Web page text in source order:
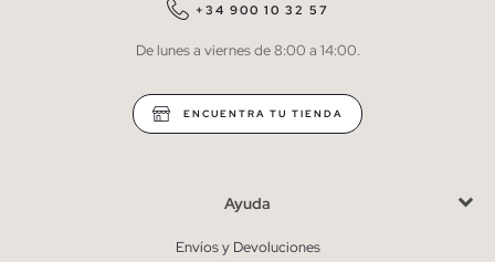
QUIERO SUSCRIBIRME
* Puedes cancelar la suscripción en cualquier momento.
+34 900 10 32 57
De lunes a viernes de 8:00 a 14:00.
ENCUENTRA TU TIENDA
Ayuda
Envíos y Devoluciones